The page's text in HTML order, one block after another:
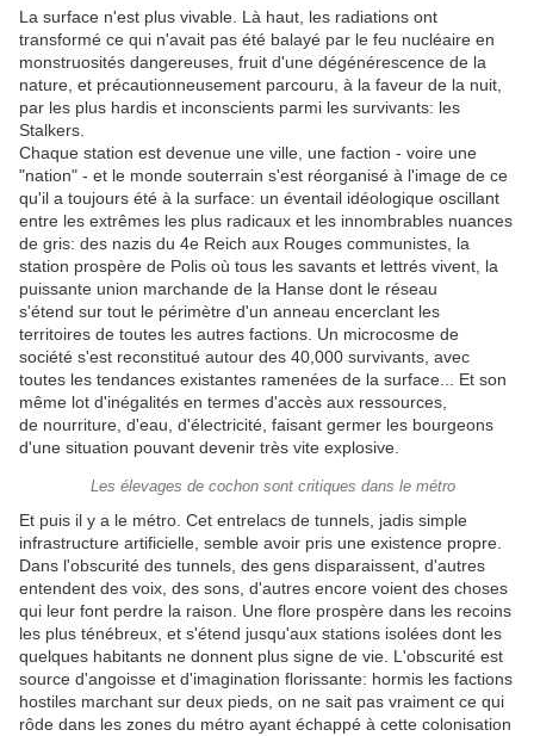
La surface n'est plus vivable. Là haut, les radiations ont
transformé ce qui n'avait pas été balayé par le feu nucléaire en
monstruosités dangereuses, fruit d'une dégénérescence de la
nature, et précautionneusement parcouru, à la faveur de la nuit,
par les plus hardis et inconscients parmi les survivants: les
Stalkers.
Chaque station est devenue une ville, une faction - voire une
"nation" - et le monde souterrain s'est réorganisé à l'image de ce
qu'il a toujours été à la surface: un éventail idéologique oscillant
entre les extrêmes les plus radicaux et les innombrables nuances
de gris: des nazis du 4e Reich aux Rouges communistes, la
station prospère de Polis où tous les savants et lettrés vivent, la
puissante union marchande de la Hanse dont le réseau
s'étend sur tout le périmètre d'un anneau encerclant les
territoires de toutes les autres factions. Un microcosme de
société s'est reconstitué autour des 40,000 survivants, avec
toutes les tendances existantes ramenées de la surface... Et son
même lot d'inégalités en termes d'accès aux ressources,
de nourriture, d'eau, d'électricité, faisant germer les bourgeons
d'une situation pouvant devenir très vite explosive.
Les élevages de cochon sont critiques dans le métro
Et puis il y a le métro. Cet entrelacs de tunnels, jadis simple
infrastructure artificielle, semble avoir pris une existence propre.
Dans l'obscurité des tunnels, des gens disparaissent, d'autres
entendent des voix, des sons, d'autres encore voient des choses
qui leur font perdre la raison. Une flore prospère dans les recoins
les plus ténébreux, et s'étend jusqu'aux stations isolées dont les
quelques habitants ne donnent plus signe de vie. L'obscurité est
source d'angoisse et d'imagination florissante: hormis les factions
hostiles marchant sur deux pieds, on ne sait pas vraiment ce qui
rôde dans les zones du métro ayant échappé à cette colonisation